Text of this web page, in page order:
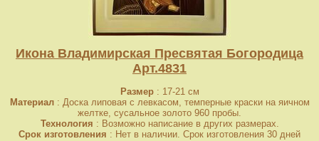
Икона Владимирская Пресвятая Богородица
Арт.4831
Размер: 17-21 см
Материал: Доска липовая с левкасом, темперные краски на яичном
желтке, сусальное золото 960 пробы.
Технология : Возможно написание в других размерах.
Срок изготовления : Нет в наличии. Срок изготовления 30 дней